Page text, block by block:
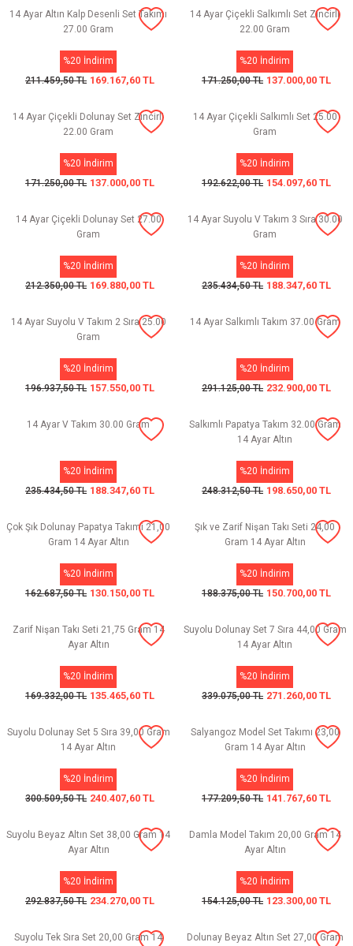
14 Ayar Altın Kalp Desenli Set Takımı
27.00 Gram
%20 İndirim
211.459,50 TL 169.167,60 TL
14 Ayar Çiçekli Salkımlı Set Zincirli
22.00 Gram
%20 İndirim
171.250,00 TL 137.000,00 TL
14 Ayar Çiçekli Dolunay Set Zincirli
22.00 Gram
%20 İndirim
171.250,00 TL 137.000,00 TL
14 Ayar Çiçekli Salkımlı Set 25.00
Gram
%20 İndirim
192.622,00 TL 154.097,60 TL
14 Ayar Çiçekli Dolunay Set 27.00
Gram
%20 İndirim
212.350,00 TL 169.880,00 TL
14 Ayar Suyolu V Takım 3 Sıra 30.00
Gram
%20 İndirim
235.434,50 TL 188.347,60 TL
14 Ayar Suyolu V Takım 2 Sıra 25.00
Gram
%20 İndirim
196.937,50 TL 157.550,00 TL
14 Ayar Salkımlı Takım 37.00 Gram
%20 İndirim
291.125,00 TL 232.900,00 TL
14 Ayar V Takım 30.00 Gram
%20 İndirim
235.434,50 TL 188.347,60 TL
Salkımlı Papatya Takım 32.00 Gram
14 Ayar Altın
%20 İndirim
248.312,50 TL 198.650,00 TL
Çok Şık Dolunay Papatya Takımi 21,00
Gram 14 Ayar Altın
%20 İndirim
162.687,50 TL 130.150,00 TL
Şık ve Zarif Nişan Takı Seti 24,00
Gram 14 Ayar Altın
%20 İndirim
188.375,00 TL 150.700,00 TL
Zarif Nişan Takı Seti 21,75 Gram 14
Ayar Altın
%20 İndirim
169.332,00 TL 135.465,60 TL
Suyolu Dolunay Set 7 Sıra 44,00 Gram
14 Ayar Altın
%20 İndirim
339.075,00 TL 271.260,00 TL
Suyolu Dolunay Set 5 Sıra 39,00 Gram
14 Ayar Altın
%20 İndirim
300.509,50 TL 240.407,60 TL
Salyangoz Model Set Takımı 23,00
Gram 14 Ayar Altın
%20 İndirim
177.209,50 TL 141.767,60 TL
Suyolu Beyaz Altın Set 38,00 Gram 14
Ayar Altın
%20 İndirim
292.837,50 TL 234.270,00 TL
Damla Model Takım 20,00 Gram 14
Ayar Altın
%20 İndirim
154.125,00 TL 123.300,00 TL
Suyolu Tek Sıra Set 20,00 Gram 14
Dolunay Beyaz Altın Set 27,00 Gram